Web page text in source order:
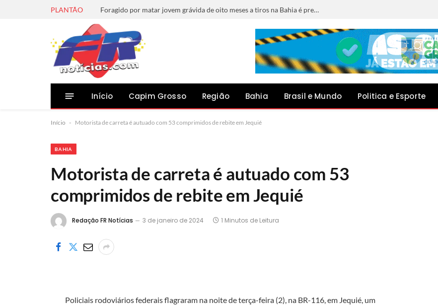
PLANTÃO Foragido por matar jovem grávida de oito meses a tiros na Bahia é preso em Minas Gerais
Início Capim Grosso Região Bahia Brasil e Mundo Politica e Esporte
Início - Motorista de carreta é autuado com 53 comprimidos de rebite em Jequié
BAHIA
Motorista de carreta é autuado com 53
comprimidos de rebite em Jequié
Redação FR Notícias 3 de janeiro de 2024 1 Minutos de Leitura
Policiais rodoviários federais flagraram na noite de terça-feira (2), na BR-116, em Jequié, um